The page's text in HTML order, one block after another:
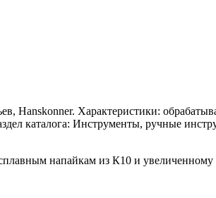
Hanskonner. Характеристики:
каталога: Инструменты, ручные
напайкам из К10 и